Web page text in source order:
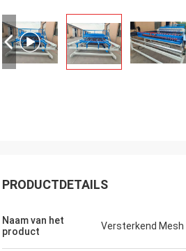
PRODUCTDETAILS
Naam van het
product
Versterkend Mesh